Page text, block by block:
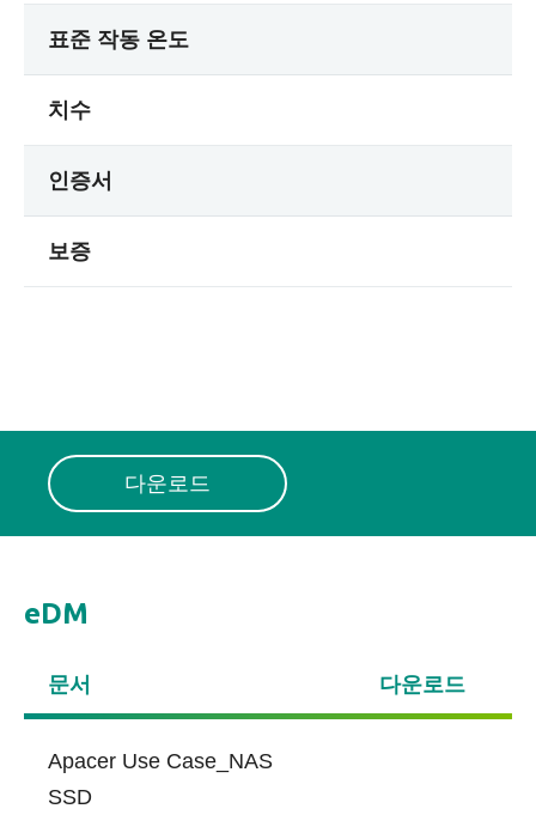
표준 작동 온도
치수
인증서
보증
다운로드
eDM
문서 다운로드
Apacer Use Case_NAS
SSD